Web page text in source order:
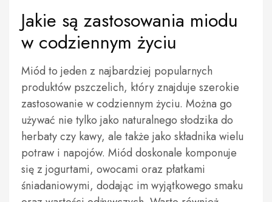
Jakie są zastosowania miodu
w codziennym życiu
Miód to jeden z najbardziej popularnych
produktów pszczelich, który znajduje szerokie
zastosowanie w codziennym życiu. Można go
używać nie tylko jako naturalnego słodzika do
herbaty czy kawy, ale także jako składnika wielu
potraw i napojów. Miód doskonale komponuje
się z jogurtami, owocami oraz płatkami
śniadaniowymi, dodając im wyjątkowego smaku